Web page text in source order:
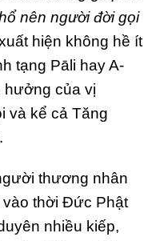
nên người đời gọi
hiện không hề ít
tạng Pāli hay A-
hưởng của vị
và kể cả Tăng
thương nhân
vào thời Đức Phật
nhiều kiếp,